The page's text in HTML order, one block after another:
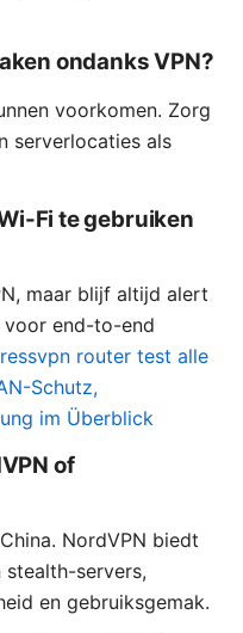
ondanks VPN?
voorkomen. Zorg
serverlocaties als
Fi te gebruiken
maar blijf altijd alert
end-to-end
router test alle
Schutz,
im Überblick
of
NordVPN biedt
servers,
en gebruiksgemak.